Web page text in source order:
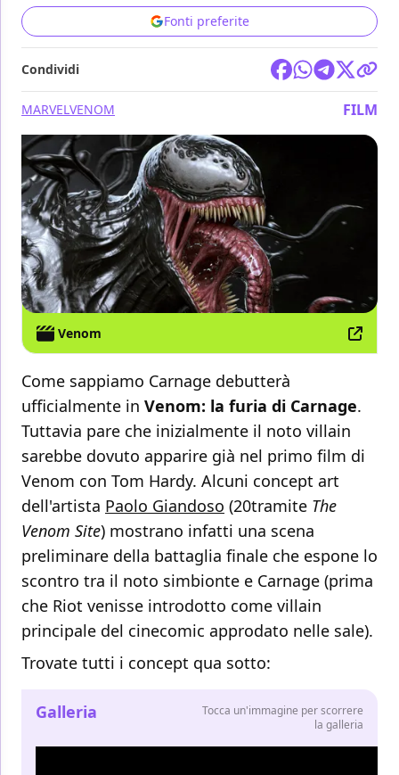
Fonti preferite
Condividi
MARVELVENOM FILM
Venom
Come sappiamo Carnage debutterà
ufficialmente in Venom: la furia di Carnage.
Tuttavia pare che inizialmente il noto villain
sarebbe dovuto apparire già nel primo film di
Venom con Tom Hardy. Alcuni concept art
dell'artista Paolo Giandoso (20tramite The
Venom Site) mostrano infatti una scena
preliminare della battaglia finale che espone lo
scontro tra il noto simbionte e Carnage (prima
che Riot venisse introdotto come villain
principale del cinecomic approdato nelle sale).
Trovate tutti i concept qua sotto:
Galleria
Tocca un'immagine per scorrere
la galleria